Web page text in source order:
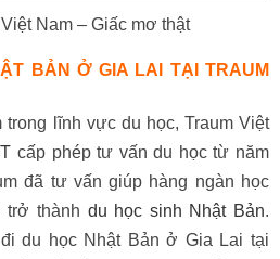
Nam – Giấc mơ thật
BẢN Ở GIA LAI TẠI TRAUM
lĩnh vực du học, Traum Việt
cấp phép tư vấn du học từ năm
đã tư vấn giúp hàng ngàn học
trở thành du học sinh Nhật Bản.
du học Nhật Bản ở Gia Lai tại